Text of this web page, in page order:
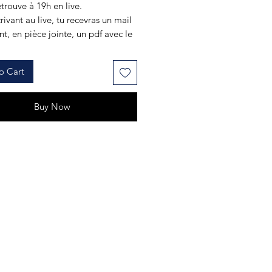
à 19h en live.
au live, tu recevras un mail
en pièce jointe, un pdf avec le
pas être présent en live, tu
au replay qui restera
pendant 1mois.
Cart
Buy Now